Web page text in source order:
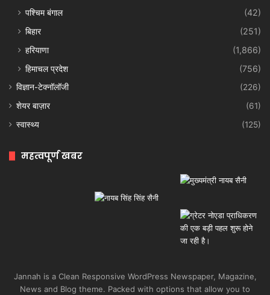
पश्चिम बंगाल
(42)
बिहार
(251)
हरियाणा
(1,866)
हिमाचल प्रदेश
(756)
विज्ञान-टेक्नॉलॉजी
(226)
शेयर बाज़ार
(61)
स्वास्थ्य
(125)
महत्वपूर्ण खबर
Jannah is a Clean Responsive WordPress Newspaper, Magazine,
News and Blog theme. Packed with options that allow you to